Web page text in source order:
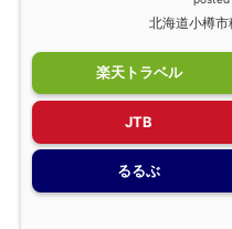
北海道小樽
楽天トラベル
JTB
るるぶ